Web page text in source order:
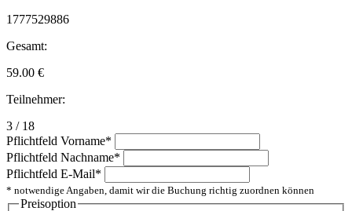
1777529886
Gesamt:
59.00 €
Teilnehmer:
3 / 18
Pflichtfeld Vorname*
Pflichtfeld Nachname*
Pflichtfeld E-Mail*
* notwendige Angaben, damit wir die Buchung richtig zuordnen können
Preisoption